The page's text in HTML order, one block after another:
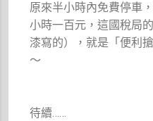
原來半小時內免費停車
小時一百元，這國稅局
漆寫的），就是「便利
～
待續……